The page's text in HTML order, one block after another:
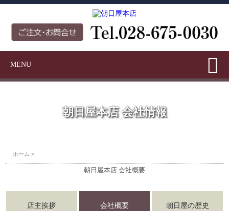
MENU
朝日屋本店 会社情報
ホーム >
朝日屋本店 会社概要
店主挨拶 会社概要 朝日屋の歴史